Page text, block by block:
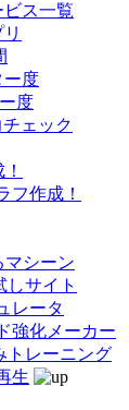
ビス一覧
ー度
度
ェック
フ作成！
マシーン
しサイト
レータ
強化メーカー
トレーニング
生